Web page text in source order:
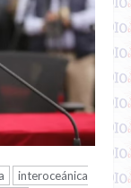
interoceánica